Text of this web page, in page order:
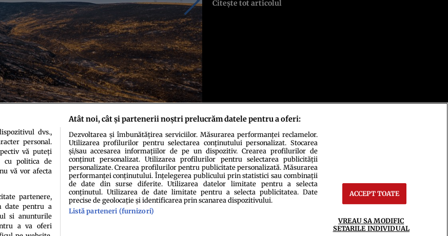
Citește tot articolul
Politica de cookiesTermeni şi condiţiiEchipa redacțională
dvs.,
personal.
vă puteți
cu politica de
vă vor afecta
partenere,
date pentru a
si anunturile
a va oferi
Atât noi, cât și partenerii noștri prelucrăm datele pentru a oferi:
Dezvoltarea și îmbunătățirea serviciilor. Măsurarea performanței reclamelor.
Utilizarea profilurilor pentru selectarea conținutului personalizat. Stocarea
și/sau accesarea informațiilor de pe un dispozitiv. Crearea profilurilor de
conținut personalizat. Utilizarea profilurilor pentru selectarea publicității
personalizate. Crearea profilurilor pentru publicitate personalizată. Măsurarea
performanței conținutului. Înțelegerea publicului prin statistici sau combinații
de date din surse diferite. Utilizarea datelor limitate pentru a selecta
conținutul. Utilizarea de date limitate pentru a selecta publicitatea. Date
precise de geolocație și identificarea prin scanarea dispozitivului.
Listă parteneri (furnizori)
ACCEPT TOATE
VREAU SA MODIFIC
SETARILE INDIVIDUAL